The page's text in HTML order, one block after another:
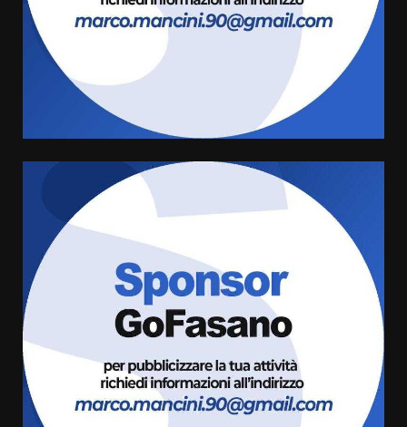
Carta d’identità: continua il piano
di aperture straordinarie del
Comune di Fasano
cittadina di Fratelli d’Italia,
pronta a tornare in Consiglio
comunale
6 Agosto 2026 08:00
Cura dei beni comuni e
cittadinanza attiva: online
l’avviso per la gestione
condivisa della Villetta di
Laureto
La magia del Minareto e la prima
assoluta de “L’Albergo
Belvedere. Il rapimento”